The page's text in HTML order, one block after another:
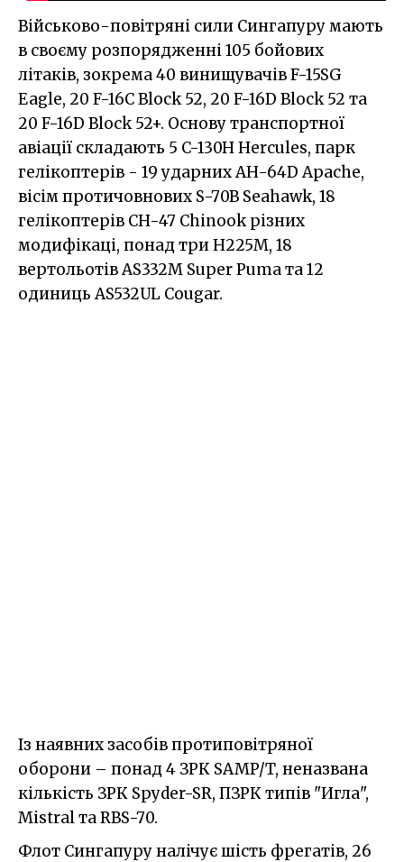
Військово-повітряні сили Сингапуру мають
в своєму розпорядженні 105 бойових
літаків, зокрема 40 винищувачів F-15SG
Eagle, 20 F-16C Block 52, 20 F-16D Block 52 та
20 F-16D Block 52+. Основу транспортної
авіації складають 5 C-130H Hercules, парк
гелікоптерів - 19 ударних AH-64D Apache,
вісім протичовнових S-70B Seahawk, 18
гелікоптерів CH-47 Chinook різних
модифікаці, понад три H225M, 18
вертольотів AS332M Super Puma та 12
одиниць AS532UL Cougar.
Із наявних засобів протиповітряної
оборони – понад 4 ЗРК SAMP/T, неназвана
кількість ЗРК Spyder-SR, ПЗРК типів "Игла",
Mistral та RBS-70.
Флот Сингапуру налічує шість фрегатів, 26